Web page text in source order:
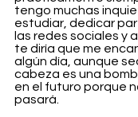
tengo muchas
estudiar, dedicar
las redes sociales y
te diría que me
algún día, aunque
cabeza es una
en el futuro porque
pasará.